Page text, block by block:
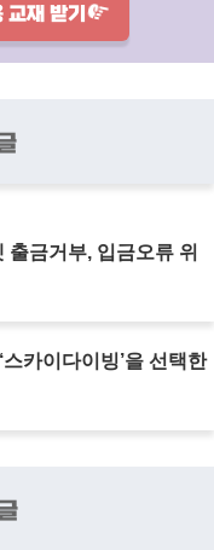
재 받기
출금거부, 입금오류 위
스카이다이빙’을 선택한